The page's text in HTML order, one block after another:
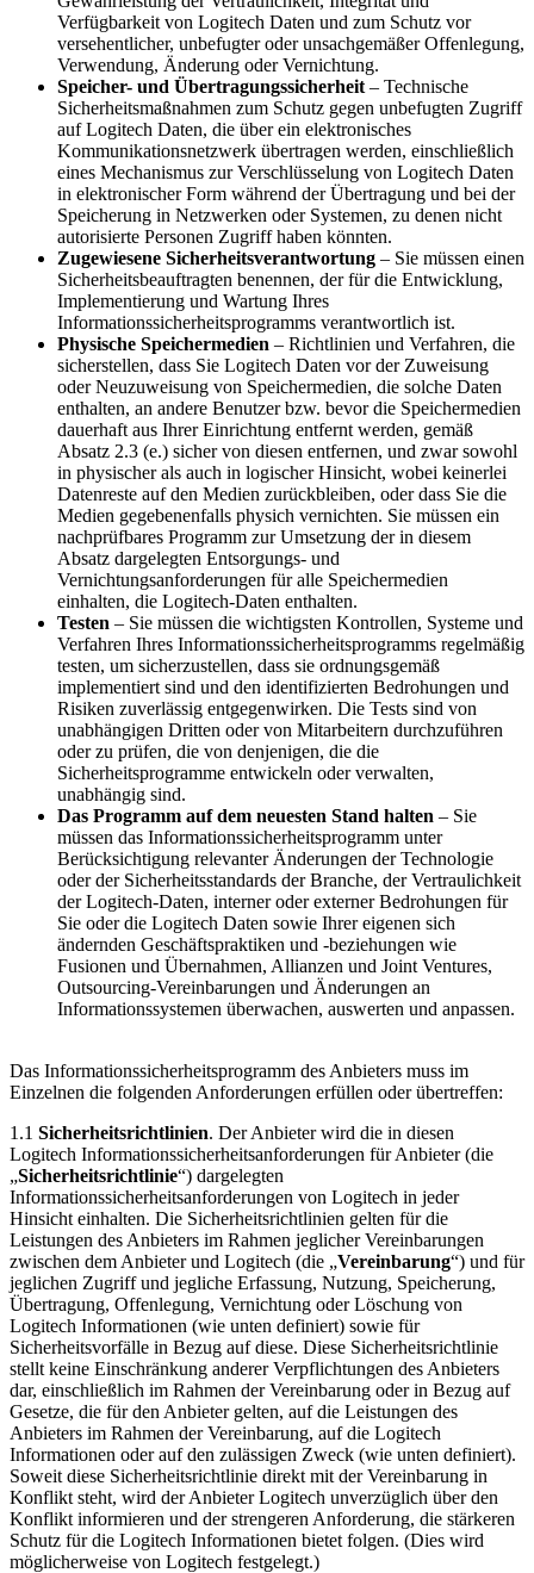
Verfügbarkeit von Logitech Daten und zum Schutz vor
versehentlicher, unbefugter oder unsachgemäßer Offenlegung,
Verwendung, Änderung oder Vernichtung.
Speicher- und Übertragungssicherheit – Technische
Sicherheitsmaßnahmen zum Schutz gegen unbefugten Zugriff
auf Logitech Daten, die über ein elektronisches
Kommunikationsnetzwerk übertragen werden, einschließlich
eines Mechanismus zur Verschlüsselung von Logitech Daten
in elektronischer Form während der Übertragung und bei der
Speicherung in Netzwerken oder Systemen, zu denen nicht
autorisierte Personen Zugriff haben könnten.
Zugewiesene Sicherheitsverantwortung – Sie müssen einen
Sicherheitsbeauftragten benennen, der für die Entwicklung,
Implementierung und Wartung Ihres
Informationssicherheitsprogramms verantwortlich ist.
Physische Speichermedien – Richtlinien und Verfahren, die
sicherstellen, dass Sie Logitech Daten vor der Zuweisung
oder Neuzuweisung von Speichermedien, die solche Daten
enthalten, an andere Benutzer bzw. bevor die Speichermedien
dauerhaft aus Ihrer Einrichtung entfernt werden, gemäß
Absatz 2.3 (e.) sicher von diesen entfernen, und zwar sowohl
in physischer als auch in logischer Hinsicht, wobei keinerlei
Datenreste auf den Medien zurückbleiben, oder dass Sie die
Medien gegebenenfalls physich vernichten. Sie müssen ein
nachprüfbares Programm zur Umsetzung der in diesem
Absatz dargelegten Entsorgungs- und
Vernichtungsanforderungen für alle Speichermedien
einhalten, die Logitech-Daten enthalten.
Testen – Sie müssen die wichtigsten Kontrollen, Systeme und
Verfahren Ihres Informationssicherheitsprogramms regelmäßig
testen, um sicherzustellen, dass sie ordnungsgemäß
implementiert sind und den identifizierten Bedrohungen und
Risiken zuverlässig entgegenwirken. Die Tests sind von
unabhängigen Dritten oder von Mitarbeitern durchzuführen
oder zu prüfen, die von denjenigen, die die
Sicherheitsprogramme entwickeln oder verwalten,
unabhängig sind.
Das Programm auf dem neuesten Stand halten – Sie
müssen das Informationssicherheitsprogramm unter
Berücksichtigung relevanter Änderungen der Technologie
oder der Sicherheitsstandards der Branche, der Vertraulichkeit
der Logitech-Daten, interner oder externer Bedrohungen für
Sie oder die Logitech Daten sowie Ihrer eigenen sich
ändernden Geschäftspraktiken und -beziehungen wie
Fusionen und Übernahmen, Allianzen und Joint Ventures,
Outsourcing-Vereinbarungen und Änderungen an
Informationssystemen überwachen, auswerten und anpassen.
Das Informationssicherheitsprogramm des Anbieters muss im
Einzelnen die folgenden Anforderungen erfüllen oder übertreffen:
1.1 Sicherheitsrichtlinien. Der Anbieter wird die in diesen
Logitech Informationssicherheitsanforderungen für Anbieter (die
„Sicherheitsrichtlinie“) dargelegten
Informationssicherheitsanforderungen von Logitech in jeder
Hinsicht einhalten. Die Sicherheitsrichtlinien gelten für die
Leistungen des Anbieters im Rahmen jeglicher Vereinbarungen
zwischen dem Anbieter und Logitech (die „Vereinbarung“) und für
jeglichen Zugriff und jegliche Erfassung, Nutzung, Speicherung,
Übertragung, Offenlegung, Vernichtung oder Löschung von
Logitech Informationen (wie unten definiert) sowie für
Sicherheitsvorfälle in Bezug auf diese. Diese Sicherheitsrichtlinie
stellt keine Einschränkung anderer Verpflichtungen des Anbieters
dar, einschließlich im Rahmen der Vereinbarung oder in Bezug auf
Gesetze, die für den Anbieter gelten, auf die Leistungen des
Anbieters im Rahmen der Vereinbarung, auf die Logitech
Informationen oder auf den zulässigen Zweck (wie unten definiert).
Soweit diese Sicherheitsrichtlinie direkt mit der Vereinbarung in
Konflikt steht, wird der Anbieter Logitech unverzüglich über den
Konflikt informieren und der strengeren Anforderung, die stärkeren
Schutz für die Logitech Informationen bietet folgen. (Dies wird
möglicherweise von Logitech festgelegt.)